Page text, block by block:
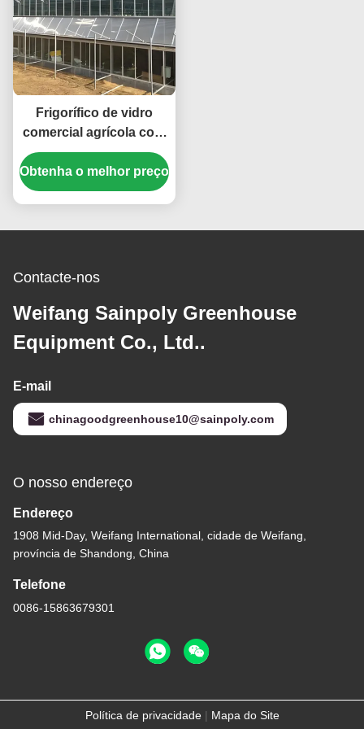
Frigorífico de vidro
comercial agrícola com
sistema hidropónico
largura 9,6 m
Obtenha o melhor preço
Contacte-nos
Weifang Sainpoly Greenhouse
Equipment Co., Ltd..
E-mail
chinagoodgreenhouse10@sainpoly.com
O nosso endereço
Endereço
1908 Mid-Day, Weifang International, cidade de Weifang,
província de Shandong, China
Telefone
0086-15863679301
Política de privacidade| Mapa do Site